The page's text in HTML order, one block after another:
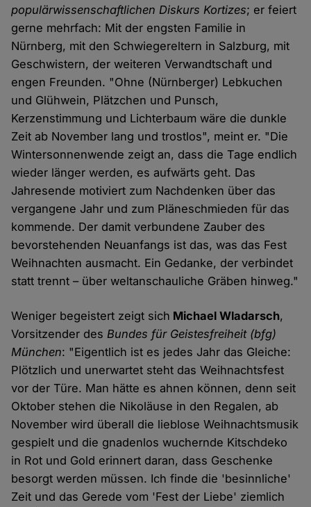
populärwissenschaftlichen Diskurs Kortizes; er feiert
gerne mehrfach: Mit der engsten Familie in
Nürnberg, mit den Schwiegereltern in Salzburg, mit
Geschwistern, der weiteren Verwandtschaft und
engen Freunden. "Ohne (Nürnberger) Lebkuchen
und Glühwein, Plätzchen und Punsch,
Kerzenstimmung und Lichterbaum wäre die dunkle
Zeit ab November lang und trostlos", meint er. "Die
Wintersonnenwende zeigt an, dass die Tage endlich
wieder länger werden, es aufwärts geht. Das
Jahresende motiviert zum Nachdenken über das
vergangene Jahr und zum Pläneschmieden für das
kommende. Der damit verbundene Zauber des
bevorstehenden Neuanfangs ist das, was das Fest
Weihnachten ausmacht. Ein Gedanke, der verbindet
statt trennt – über weltanschauliche Gräben hinweg."
Weniger begeistert zeigt sich Michael Wladarsch,
Vorsitzender desBundes für Geistesfreiheit (bfg)
München: "Eigentlich ist es jedes Jahr das Gleiche:
Plötzlich und unerwartet steht das Weihnachtsfest
vor der Türe. Man hätte es ahnen können, denn seit
Oktober stehen die Nikoläuse in den Regalen, ab
November wird überall die lieblose Weihnachtsmusik
gespielt und die gnadenlos wuchernde Kitschdeko
in Rot und Gold erinnert daran, dass Geschenke
besorgt werden müssen. Ich finde die 'besinnliche'
Zeit und das Gerede vom 'Fest der Liebe' ziemlich